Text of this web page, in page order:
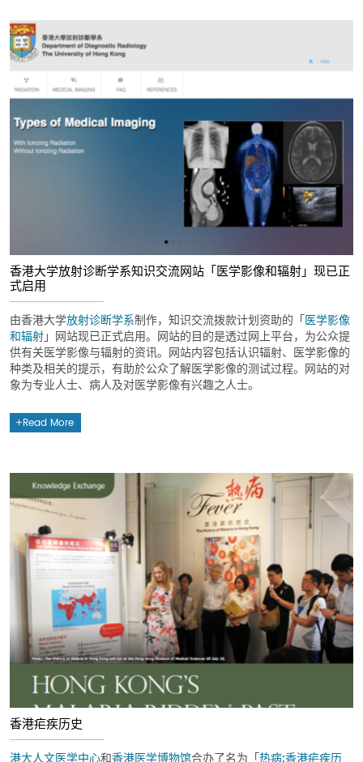
香港大学放射诊断学系知识交流网站「医学影像和辐射」现已正
式启用
由香港大学放射诊断学系制作，知识交流拨款计划资助的「医学影像
和辐射」网站现已正式启用。网站的目的是透过网上平台，为公众提
供有关医学影像与辐射的资讯。网站内容包括认识辐射、医学影像的
种类及相关的提示，有助於公众了解医学影像的测试过程。网站的对
象为专业人士、病人及对医学影像有兴趣之人士。
Read More
香港疟疾历史
港大人文医学中心和香港医学博物馆合办了名为「热病:香港疟疾历